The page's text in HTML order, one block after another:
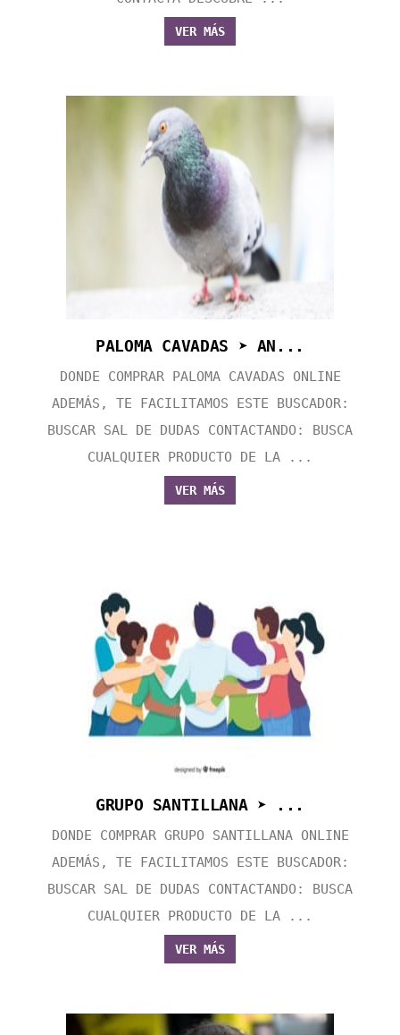
VER MÁS
PALOMA CAVADAS ➤ AN...
DONDE COMPRAR PALOMA CAVADAS ONLINE
ADEMÁS, TE FACILITAMOS ESTE BUSCADOR:
BUSCAR SAL DE DUDAS CONTACTANDO: BUSCA
CUALQUIER PRODUCTO DE LA ...
VER MÁS
GRUPO SANTILLANA ➤ ...
DONDE COMPRAR GRUPO SANTILLANA ONLINE
ADEMÁS, TE FACILITAMOS ESTE BUSCADOR:
BUSCAR SAL DE DUDAS CONTACTANDO: BUSCA
CUALQUIER PRODUCTO DE LA ...
VER MÁS